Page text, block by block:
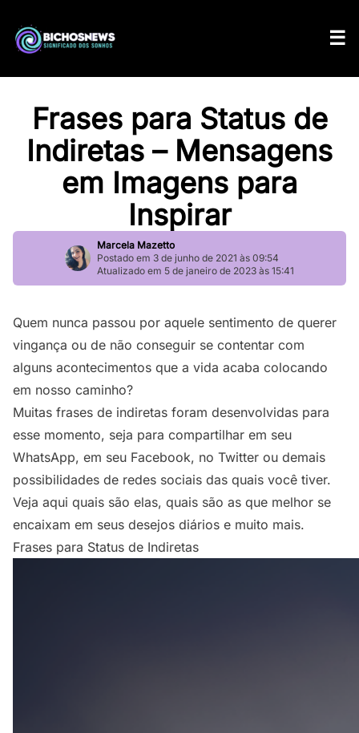
Frases para Status de
Indiretas – Mensagens
em Imagens para
Inspirar
Marcela Mazetto
Postado em 3 de junho de 2021 às 09:54
Atualizado em 5 de janeiro de 2023 às 15:41
Quem nunca passou por aquele sentimento de querer
vingança ou de não conseguir se contentar com
alguns acontecimentos que a vida acaba colocando
em nosso caminho?
Muitas frases de indiretas foram desenvolvidas para
esse momento, seja para compartilhar em seu
WhatsApp, em seu Facebook, no Twitter ou demais
possibilidades de redes sociais das quais você tiver.
Veja aqui quais são elas, quais são as que melhor se
encaixam em seus desejos diários e muito mais.
Frases para Status de Indiretas